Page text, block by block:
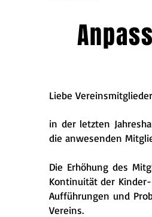
Liebe
in der letzten
die anwesenden
Die Erhöhung des
Kontinuität der
Aufführungen und
Vereins.